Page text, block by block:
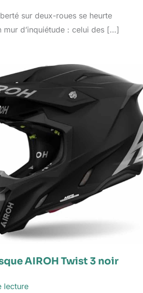
sur deux-roues se heurte
mur d’inquiétude : celui des […]
AIROH Twist 3 noir
lecture